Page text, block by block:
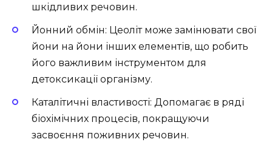
шкідливих речовин.
Йонний обмін: Цеоліт може замінювати свої
йони на йони інших елементів, що робить
його важливим інструментом для
детоксикації організму.
Каталітичні властивості: Допомагає в ряді
біохімічних процесів, покращуючи
засвоєння поживних речовин.